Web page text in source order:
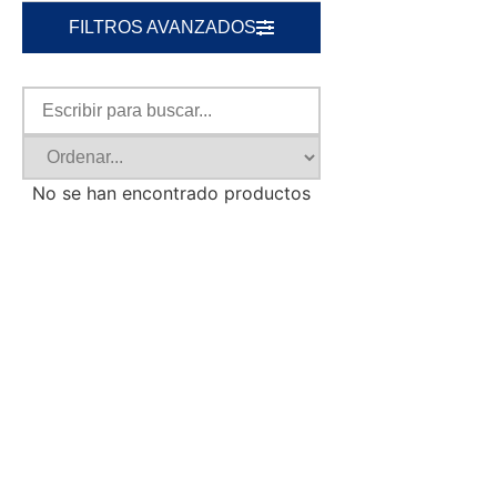
FILTROS AVANZADOS
No se han encontrado productos